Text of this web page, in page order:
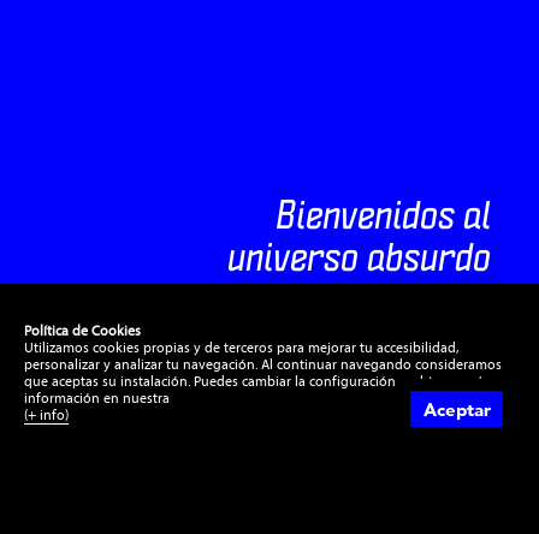
Bienvenidos al
universo absurdo
estar enamorada/o
es súper chulo
Toca lucir tripota y
bebé
pues eso, para
todas las edades
Ellas/os mandan, y lo
sabes
lugar de
inspiración, algo
especial.
Política de Cookies
Utilizamos cookies propias y de terceros para mejorar tu accesibilidad,
personalizar y analizar tu navegación. Al continuar navegando consideramos
que aceptas su instalación. Puedes cambiar la configuración u obtener más
información en nuestra
(+ info)
Aceptar